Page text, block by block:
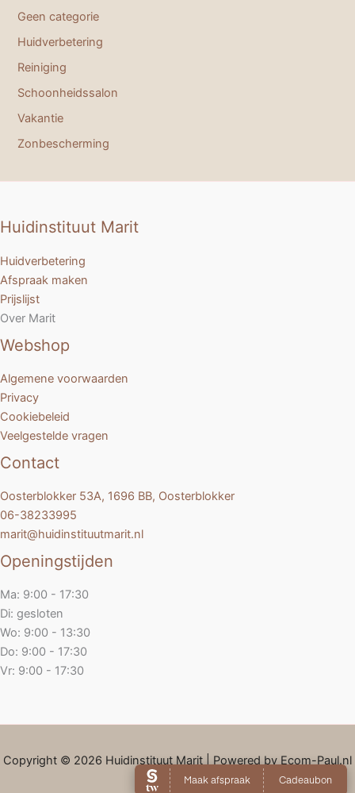
Geen categorie
Huidverbetering
Reiniging
Schoonheidssalon
Vakantie
Zonbescherming
Huidinstituut Marit
Huidverbetering
Afspraak maken
Prijslijst
Over Marit
Webshop
Algemene voorwaarden
Privacy
Cookiebeleid
Veelgestelde vragen
Contact
Oosterblokker 53A, 1696 BB, Oosterblokker
06-38233995
marit@huidinstituutmarit.nl
Openingstijden
Ma: 9:00 - 17:30
Di: gesloten
Wo: 9:00 - 13:30
Do: 9:00 - 17:30
Vr: 9:00 - 17:30
Copyright © 2026 Huidinstituut Marit | Powered by Ecom-Paul.nl